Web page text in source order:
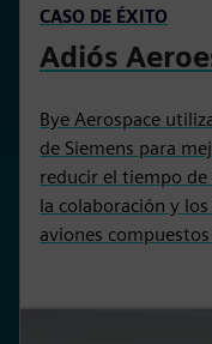
CASO DE ÉXITO
Adiós
Bye Aerospace
de Siemens para
reducir el tiempo
la colaboración y
aviones